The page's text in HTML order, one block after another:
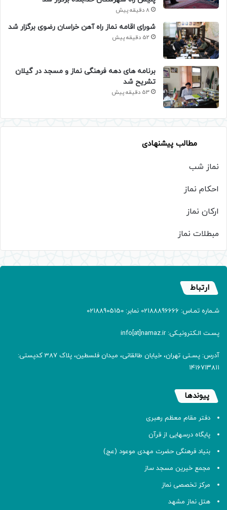
8 دقیقه پیش
شورای اقامه نماز راه آهن خراسان رضوی برگزار شد
52 دقیقه پیش
برنامه های دهه فرهنگی نماز و مسجد در گیلان
تشریح شد
53 دقیقه پیش
مطالب پیشنهادی
نماز شب
احکام نماز
ارکان نماز
مبطلات نماز
ارتباط
شـماره تمـاس: 02188896666 نمابر: 02188905150
پسـت الـکترونیـکی: info[at]namaz.ir
آدرس: پسـتی تهران، خیابان طالقانی، میدان فلسطین، پلاک 387 کدپستی:
۱۴۱۶۷۱۳۸۱۱
پیوندها
دفتر مقام معظم رهبری
پایگاه درسهایی از قرآن
بنیاد فرهنگی حضرت مهدی موعود (عج)
مجمع خیرین مسجد ساز
مرکز تخصصی نماز
هتل نماز مشهد